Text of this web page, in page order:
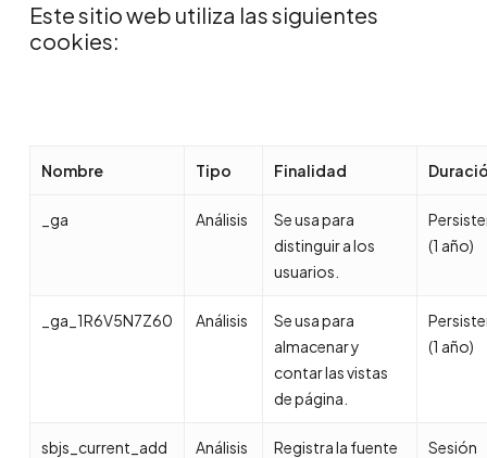
Este sitio web utiliza las siguientes
cookies:
Nombre Tipo Finalidad
_ga Análisis
Se usa para
distinguir a los
usuarios.
(1 año)
_ga_1R6V5N7Z60 Análisis
Se usa para
almacenar y
contar las vistas
de página.
(1 año)
sbjs_current_add Análisis
Registra la fuente
Sesión